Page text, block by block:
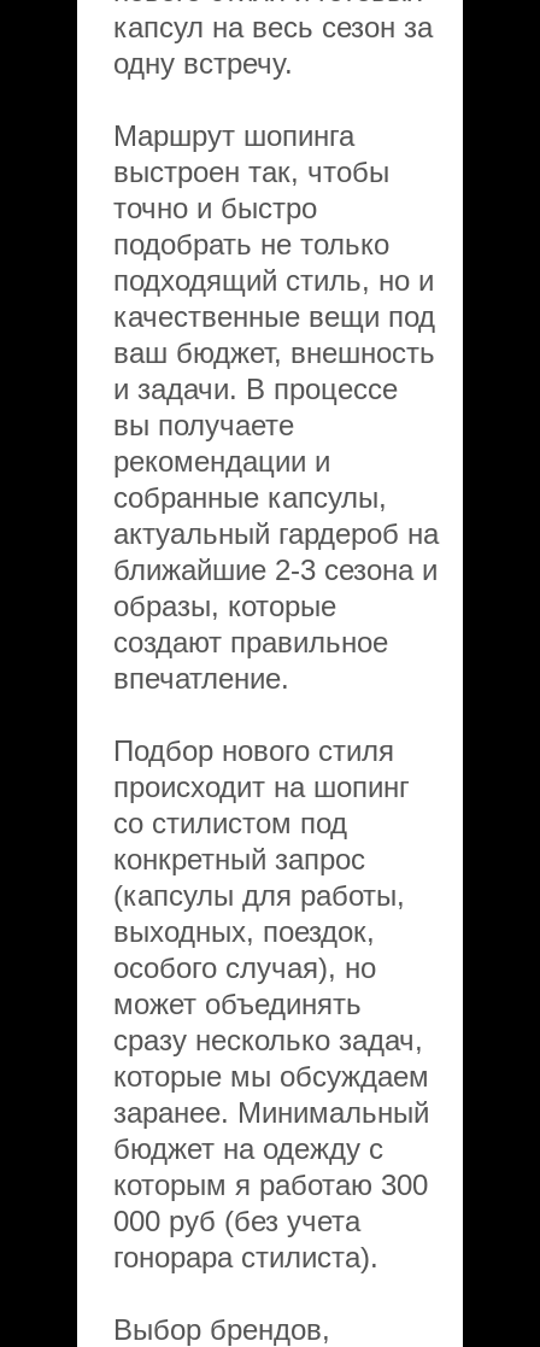
капсул на весь сезон за
одну встречу.
Маршрут шопинга
выстроен так, чтобы
точно и быстро
подобрать не только
подходящий стиль, но и
качественные вещи под
ваш бюджет, внешность
и задачи. В процессе
вы получаете
рекомендации и
собранные капсулы,
актуальный гардероб на
ближайшие 2-3 сезона и
образы, которые
создают правильное
впечатление.
Подбор нового стиля
происходит на шопинг
со стилистом под
конкретный запрос
(капсулы для работы,
выходных, поездок,
особого случая), но
может объединять
сразу несколько задач,
которые мы обсуждаем
заранее. Минимальный
бюджет на одежду с
которым я работаю 300
000 руб (без учета
гонорара стилиста).
Выбор брендов,